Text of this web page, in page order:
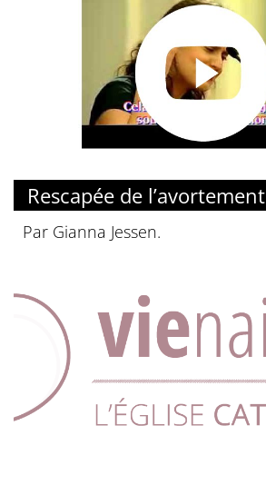
Rescapée de l’avortement
Par Gianna Jessen.